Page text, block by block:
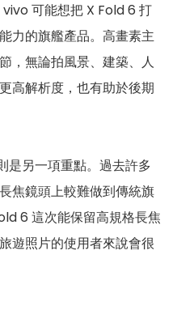
可能想把 X Fold 6 打
力的旗艦產品。高畫素主
，無論拍風景、建築、人
高解析度，也有助於後期
是另一項重點。過去許多
焦鏡頭上較難做到傳統旗
6 這次能保留高規格長焦
遊照片的使用者來說會很